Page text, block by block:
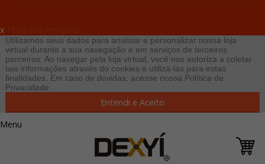
x
Utilizamos seus dados para analisar e personalizar nossa loja
virtual durante a sua navegação e em serviços de terceiros
parceiros. Ao navegar pela loja virtual, você nos autoriza a coletar
tais informações através do cookies e utilizá-las para estas
finalidades. Em caso de dúvidas, acesse nossa Política de
Privacidade
Entendi e Aceito
Menu